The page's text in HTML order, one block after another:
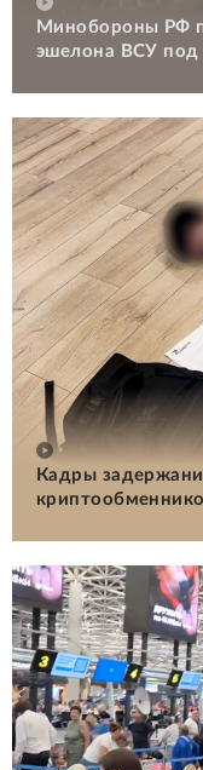
Минобороны РФ
эшелона ВСУ под
Кадры